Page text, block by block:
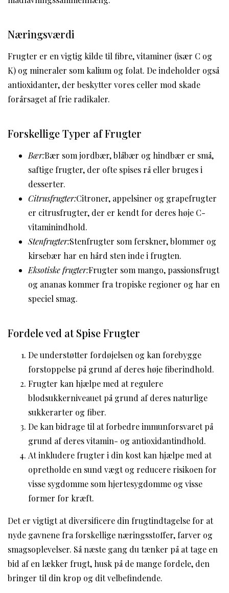
Næringsværdi
Frugter er en vigtig kilde til fibre, vitaminer (især C og
K) og mineraler som kalium og folat. De indeholder også
antioxidanter, der beskytter vores celler mod skade
forårsaget af frie radikaler.
Forskellige Typer af Frugter
Bær:Bær som jordbær, blåbær og hindbær er små,
saftige frugter, der ofte spises rå eller bruges i
desserter.
Citrusfrugter:Citroner, appelsiner og grapefrugter
er citrusfrugter, der er kendt for deres høje C-
vitaminindhold.
Stenfrugter:Stenfrugter som ferskner, blommer og
kirsebær har en hård sten inde i frugten.
Eksotiske frugter:Frugter som mango, passionsfrugt
og ananas kommer fra tropiske regioner og har en
speciel smag.
Fordele ved at Spise Frugter
De understøtter fordøjelsen og kan forebygge
forstoppelse på grund af deres høje fiberindhold.
Frugter kan hjælpe med at regulere
blodsukkerniveauet på grund af deres naturlige
sukkerarter og fiber.
De kan bidrage til at forbedre immunforsvaret på
grund af deres vitamin- og antioxidantindhold.
At inkludere frugter i din kost kan hjælpe med at
opretholde en sund vægt og reducere risikoen for
visse sygdomme som hjertesygdomme og visse
former for kræft.
Det er vigtigt at diversificere din frugtindtagelse for at
nyde gavnene fra forskellige næringsstoffer, farver og
smagsoplevelser. Så næste gang du tænker på at tage en
bid af en lækker frugt, husk på de mange fordele, den
bringer til din krop og dit velbefindende.